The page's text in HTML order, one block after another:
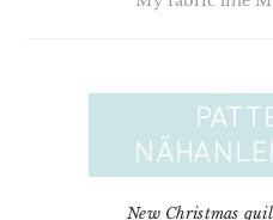
New Christmas